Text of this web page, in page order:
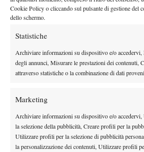
Cookie Policy o cliccando sul pulsante di gestione del
dello schermo.
Statistiche
Archiviare informazioni su dispositivo e/o
degli annunci, Misurare le prestazioni dei contenuti,
attraverso statistiche o la combinazione di dati
Marketing
Archiviare informazioni su dispositivo e/o
la selezione della pubblicità, Creare profili per la
Utilizzare profili per la selezione di pubblicità
la personalizzazione dei contenuti, Utilizzare profili
portarlo anche in partita”.La speranza è
per le fasi decisive del torneo, dove
un optional.
TAGGED: